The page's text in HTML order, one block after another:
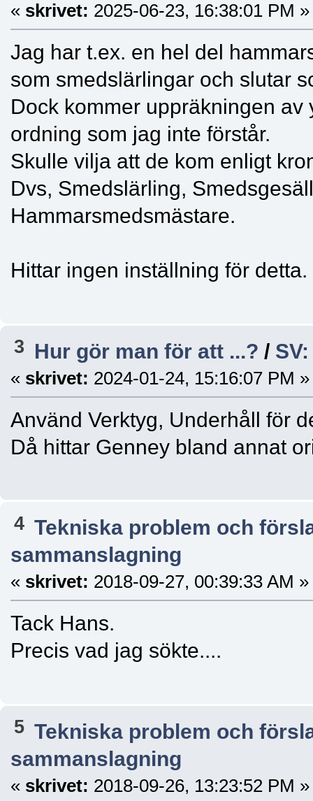
« skrivet: 2025-06-23, 16:38:01 PM »
Jag har t.ex. en hel del
som smedslärlingar och slutar
Dock kommer uppräkningen
ordning som jag inte förstår.
Skulle vilja att de kom enligt
Dvs, Smedslärling,
Hammarsmedsmästare.
Hittar ingen inställning för
3 Hur gör man för att ...? /
« skrivet: 2024-01-24, 15:16:07 PM »
Använd Verktyg, Underhåll för
Då hittar Genney bland annat
4 Tekniska problem och
sammanslagning
« skrivet: 2018-09-27, 00:39:33 AM »
Tack Hans.
Precis vad jag sökte....
5 Tekniska problem och
sammanslagning
« skrivet: 2018-09-26, 13:23:52 PM »